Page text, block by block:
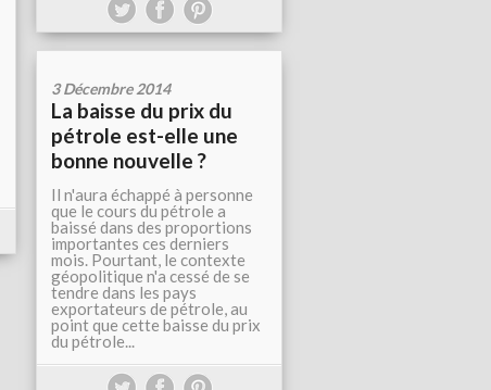
3 Décembre 2014
La baisse du prix du
pétrole est-elle une
bonne nouvelle ?
Il n'aura échappé à personne
que le cours du pétrole a
baissé dans des proportions
importantes ces derniers
mois. Pourtant, le contexte
géopolitique n'a cessé de se
tendre dans les pays
exportateurs de pétrole, au
point que cette baisse du prix
du pétrole...